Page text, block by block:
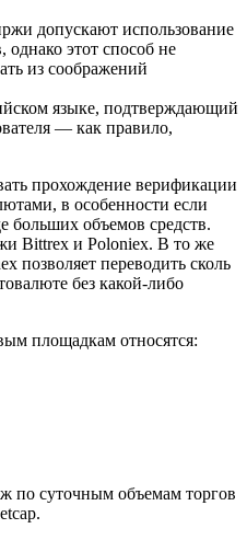
допускают использование
этот способ не
из соображений
языке, подтверждающий
— как правило,
прохождение верификации
в особенности если
больших объемов средств.
Bittrex и Poloniex. В то же
позволяет переводить сколь
без какой-либо
площадкам относятся:
по суточным объемам торгов